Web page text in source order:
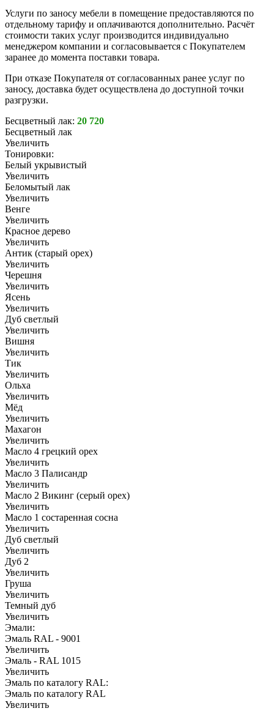
Услуги по заносу мебели в помещение предоставляются по
отдельному тарифу и оплачиваются дополнительно. Расчёт
стоимости таких услуг производится индивидуально
менеджером компании и согласовывается с Покупателем
заранее до момента поставки товара.
При отказе Покупателя от согласованных ранее услуг по
заносу, доставка будет осуществлена до доступной точки
разгрузки.
Бесцветный лак: 20 720
Бесцветный лак
Увеличить
Тонировки:
Белый укрывистый
Увеличить
Беломытый лак
Увеличить
Венге
Увеличить
Красное дерево
Увеличить
Антик (старый орех)
Увеличить
Черешня
Увеличить
Ясень
Увеличить
Дуб светлый
Увеличить
Вишня
Увеличить
Тик
Увеличить
Ольха
Увеличить
Мёд
Увеличить
Махагон
Увеличить
Масло 4 грецкий орех
Увеличить
Масло 3 Палисандр
Увеличить
Масло 2 Викинг (серый орех)
Увеличить
Масло 1 состаренная сосна
Увеличить
Дуб светлый
Увеличить
Дуб 2
Увеличить
Груша
Увеличить
Темный дуб
Увеличить
Эмали:
Эмаль RAL - 9001
Увеличить
Эмаль - RAL 1015
Увеличить
Эмаль по каталогу RAL:
Эмаль по каталогу RAL
Увеличить